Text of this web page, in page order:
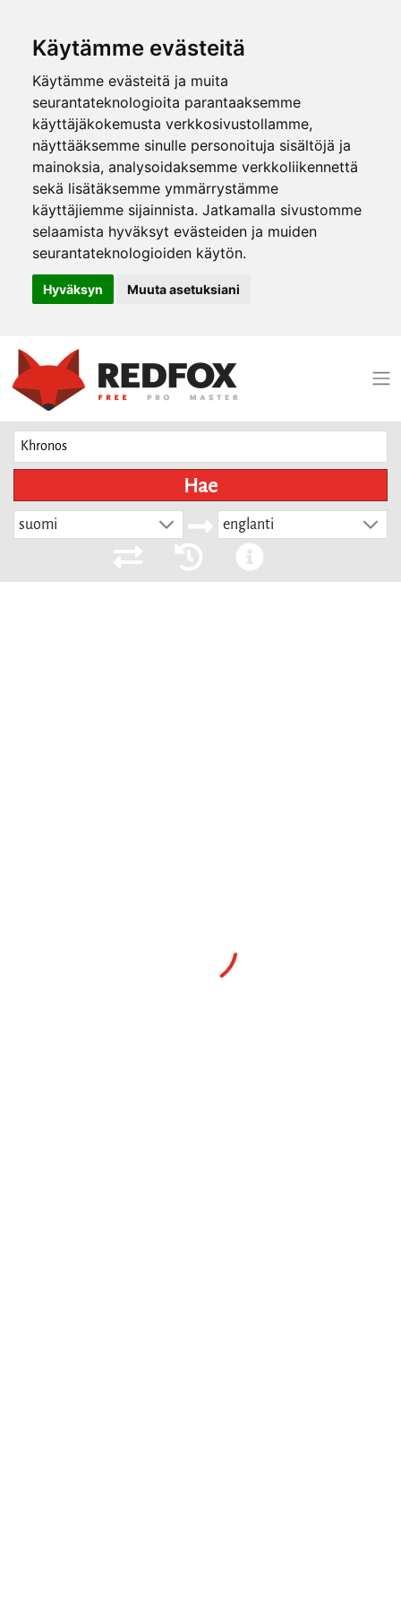
Käytämme evästeitä
Käytämme evästeitä ja muita
seurantateknologioita parantaaksemme
käyttäjäkokemusta verkkosivustollamme,
näyttääksemme sinulle personoituja sisältöjä ja
mainoksia, analysoidaksemme verkkoliikennettä
sekä lisätäksemme ymmärrystämme
käyttäjiemme sijainnista. Jatkamalla sivustomme
selaamista hyväksyt evästeiden ja muiden
seurantateknologioiden käytön.
Hyväksyn Muuta asetuksiani
Hae
suomi englanti